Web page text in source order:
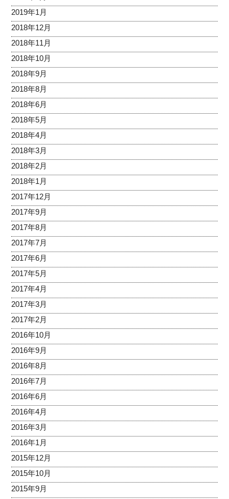
2019年1月
2018年12月
2018年11月
2018年10月
2018年9月
2018年8月
2018年6月
2018年5月
2018年4月
2018年3月
2018年2月
2018年1月
2017年12月
2017年9月
2017年8月
2017年7月
2017年6月
2017年5月
2017年4月
2017年3月
2017年2月
2016年10月
2016年9月
2016年8月
2016年7月
2016年6月
2016年4月
2016年3月
2016年1月
2015年12月
2015年10月
2015年9月